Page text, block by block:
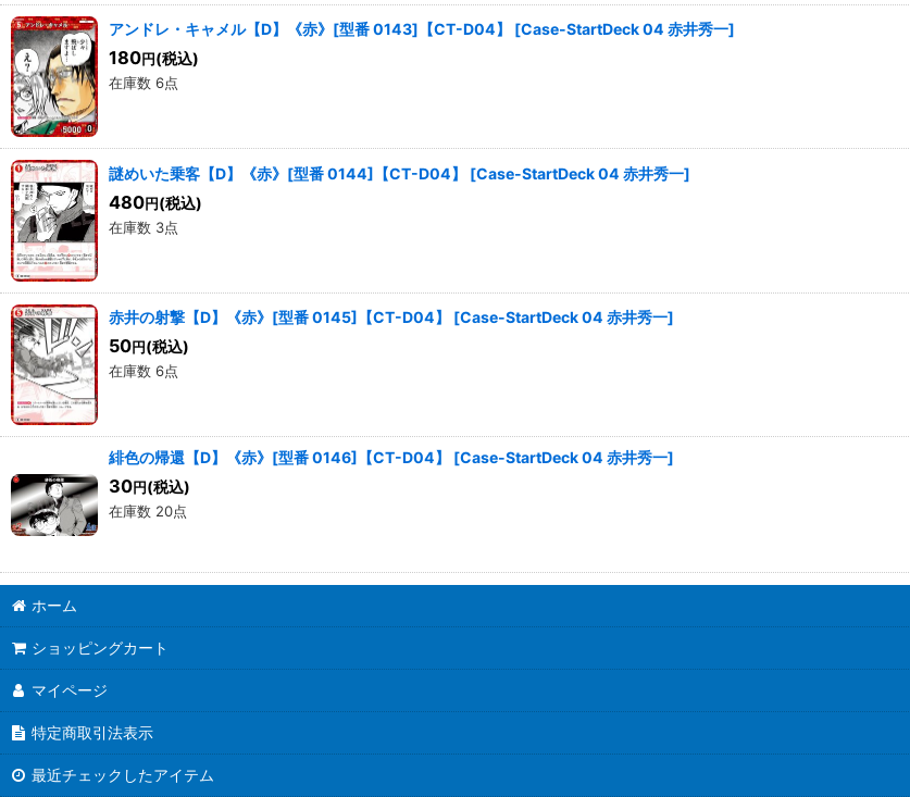
アンドレ・キャメル【D】《赤》[型番 0143]【CT-D04】 [Case-StartDeck 04 赤井秀一]
180円 (税込)
在庫数 6点
謎めいた乗客【D】《赤》[型番 0144]【CT-D04】 [Case-StartDeck 04 赤井秀一]
480円 (税込)
在庫数 3点
赤井の射撃【D】《赤》[型番 0145]【CT-D04】 [Case-StartDeck 04 赤井秀一]
50円 (税込)
在庫数 6点
緋色の帰還【D】《赤》[型番 0146]【CT-D04】 [Case-StartDeck 04 赤井秀一]
30円 (税込)
在庫数 20点
ホーム
ショッピングカート
マイページ
特定商取引法表示
最近チェックしたアイテム